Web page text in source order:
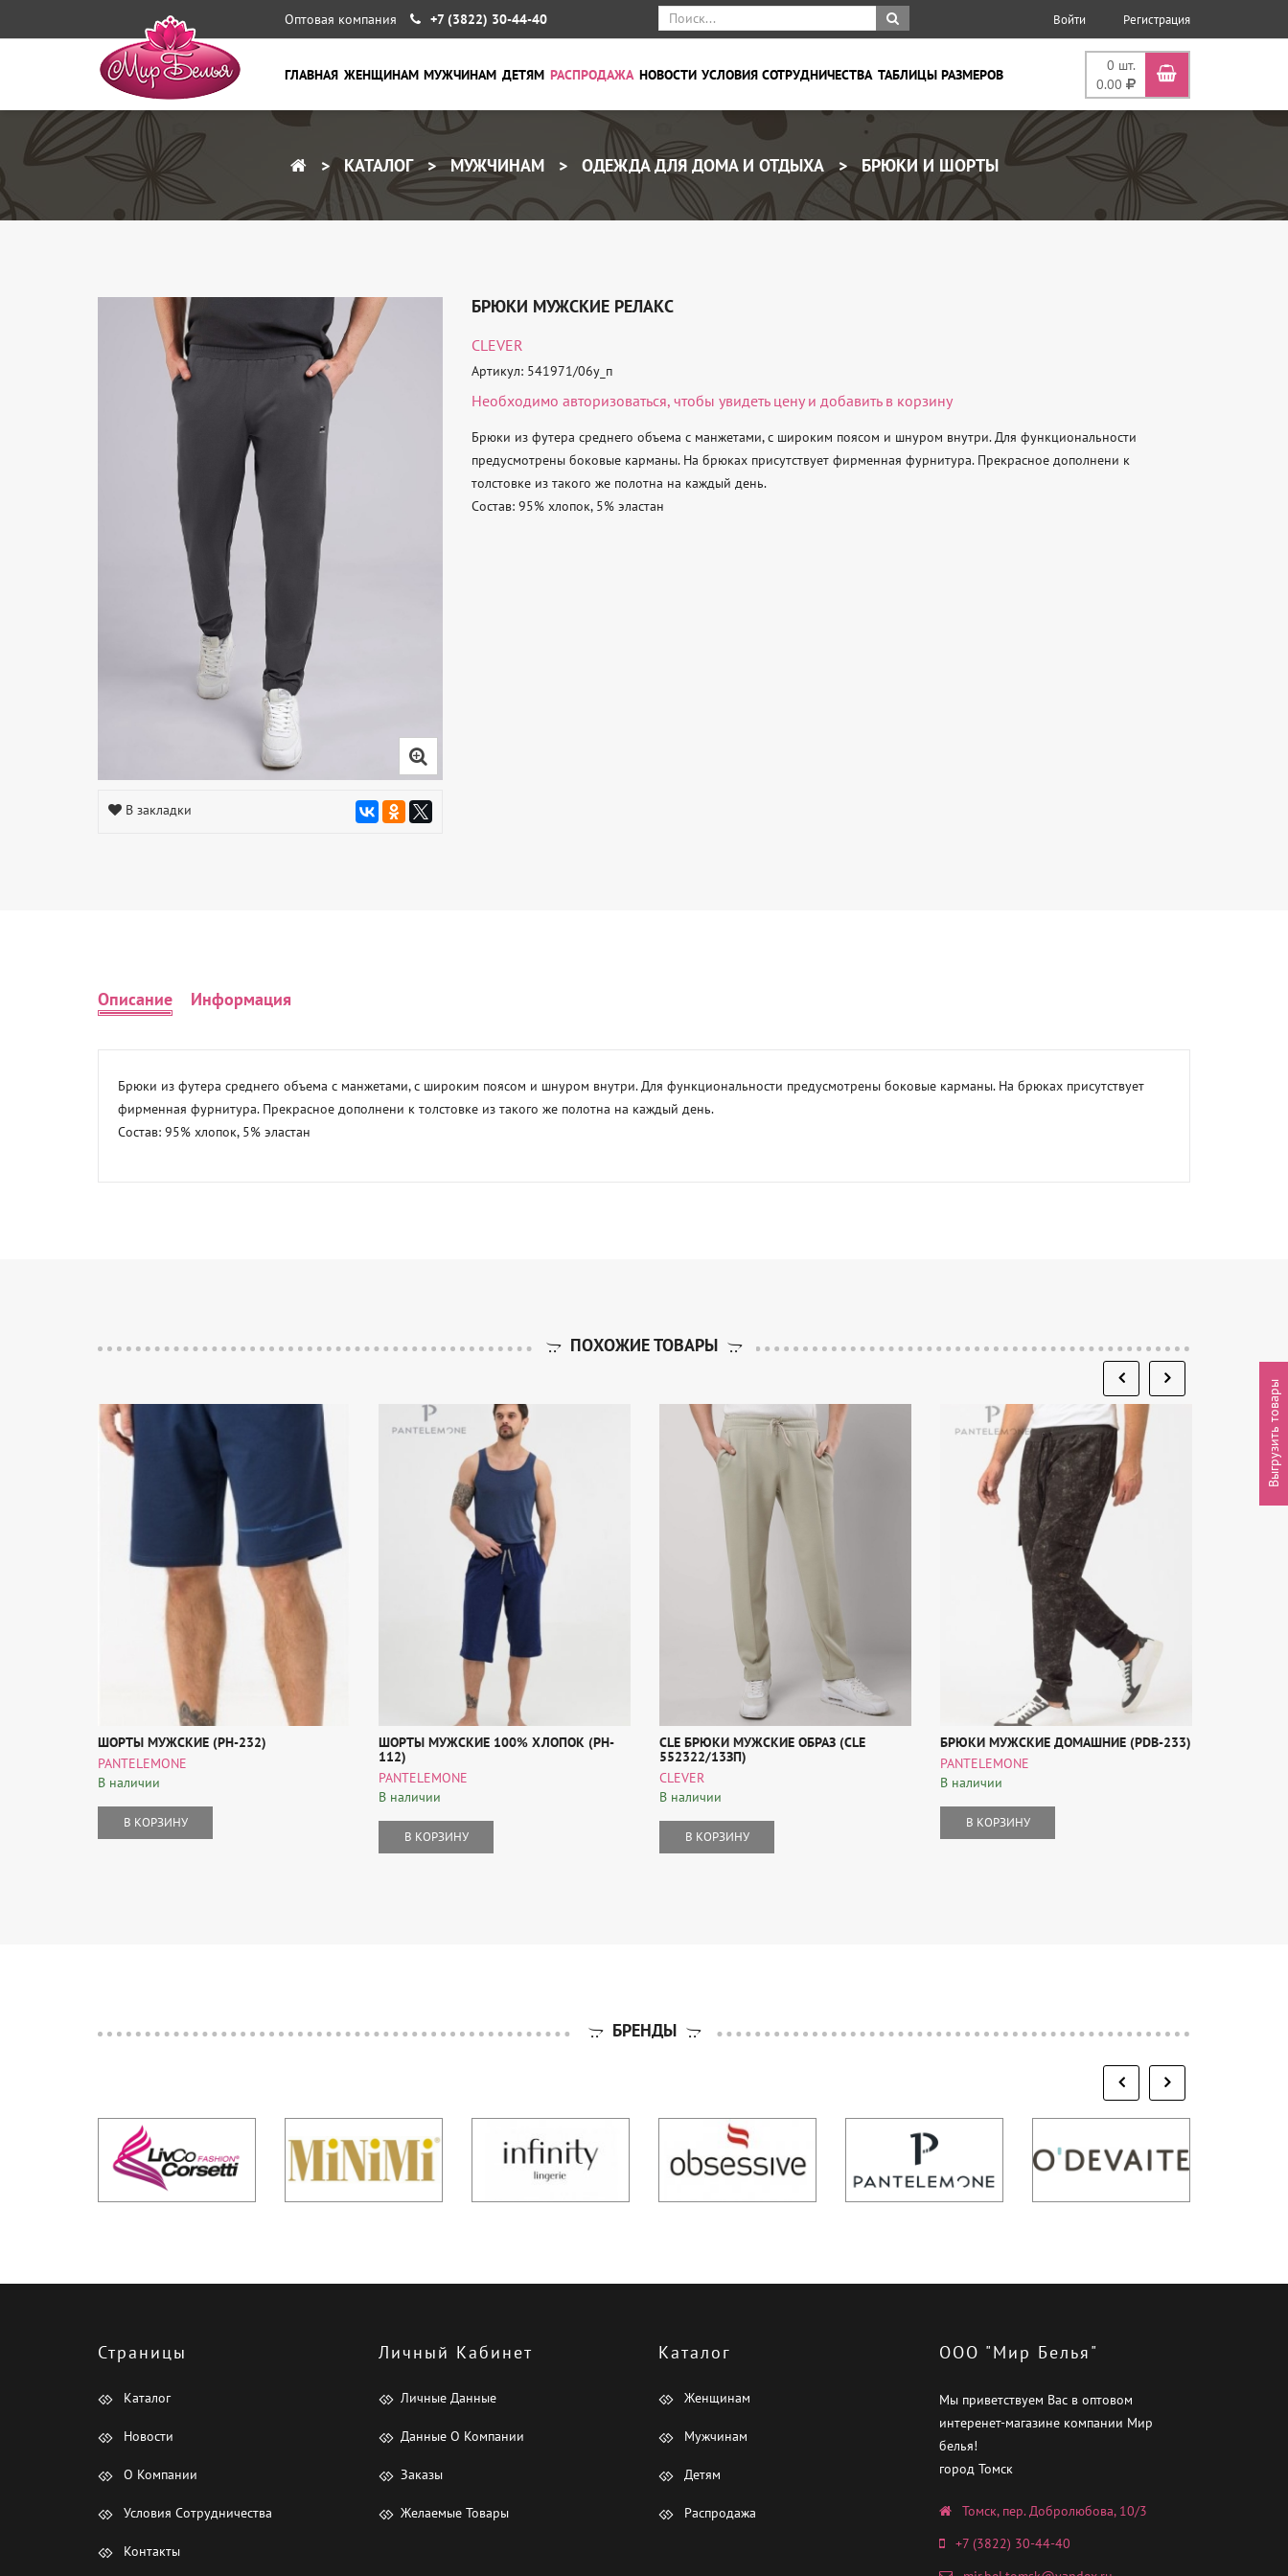
Оптовая компания +7 (3822) 30-44-40 Войти Регистрация
0 шт.
0.00
ГЛАВНАЯ ЖЕНЩИНАМ МУЖЧИНАМ ДЕТЯМ РАСПРОДАЖА НОВОСТИ УСЛОВИЯ СОТРУДНИЧЕСТВА ТАБЛИЦЫ РАЗМЕРОВ
КАТАЛОГ МУЖЧИНАМ ОДЕЖДА ДЛЯ ДОМА И ОТДЫХА БРЮКИ И ШОРТЫ
В закладки
БРЮКИ МУЖСКИЕ РЕЛАКС
CLEVER
Артикул: 541971/06у_п
Необходимо авторизоваться, чтобы увидеть цену и добавить в корзину
Брюки из футера среднего объема с манжетами, с широким поясом и шнуром внутри. Для функциональности
предусмотрены боковые карманы. На брюках присутствует фирменная фурнитура. Прекрасное дополнени к
толстовке из такого же полотна на каждый день.
Состав: 95% хлопок, 5% эластан
Описание Информация
Брюки из футера среднего объема с манжетами, с широким поясом и шнуром внутри. Для функциональности предусмотрены боковые карманы. На брюках присутствует
фирменная фурнитура. Прекрасное дополнени к толстовке из такого же полотна на каждый день.
Состав: 95% хлопок, 5% эластан
ПОХОЖИЕ ТОВАРЫ
ШОРТЫ МУЖСКИЕ (PH-232)
PANTELEMONE
В наличии
В КОРЗИНУ
ШОРТЫ МУЖСКИЕ 100% ХЛОПОК (PH-
112)
PANTELEMONE
В наличии
В КОРЗИНУ
CLE БРЮКИ МУЖСКИЕ ОБРАЗ (CLE
552322/13ЗП)
CLEVER
В наличии
В КОРЗИНУ
БРЮКИ МУЖСКИЕ ДОМАШНИЕ (PDB-233)
PANTELEMONE
В наличии
В КОРЗИНУ
БРЕНДЫ
Страницы
Каталог
Новости
О Компании
Условия Сотрудничества
Контакты
Личный Кабинет
Личные Данные
Данные О Компании
Заказы
Желаемые Товары
Каталог
Женщинам
Мужчинам
Детям
Распродажа
ООО "Мир Белья"
Мы приветствуем Вас в оптовом
интеренет-магазине компании Мир
белья!
город Томск
Томск, пер. Добролюбова, 10/3
+7 (3822) 30-44-40
Выгрузить товары